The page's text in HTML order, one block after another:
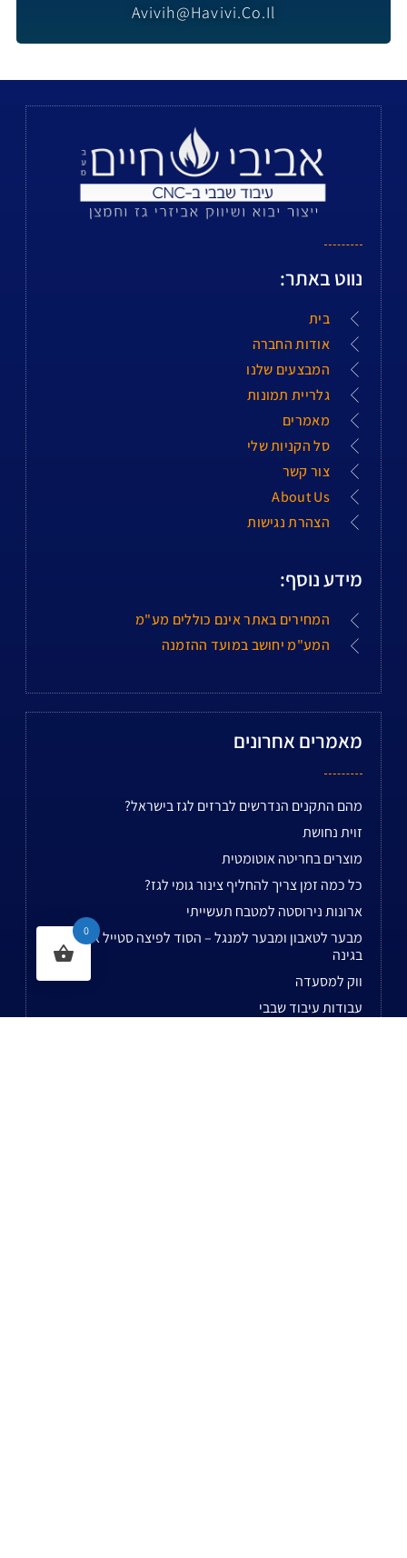
Avivih@havivi.co.il
נווט באתר:
בית
אודות החברה
המבצעים שלנו
גלריית תמונות
מאמרים
סל הקניות שלי
צור קשר
About Us
הצהרת נגישות
מידע נוסף:
המחירים באתר אינם כוללים מע"מ
המע"מ יחושב במועד ההזמנה
מאמרים אחרונים
מהם התקנים הנדרשים לברזים לגז בישראל?
זוית נחושת
מוצרים בחריטה אוטומטית
כל כמה זמן צריך להחליף צינור גומי לגז?
ארונות נירוסטה למטבח תעשייתי
מבער לטאבון ומבער למנגל – הסוד לפיצה סטייל איטליה
בגינה
ווק למסעדה
עבודות עיבוד שבבי
0